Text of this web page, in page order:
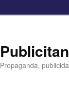
Propaganda,